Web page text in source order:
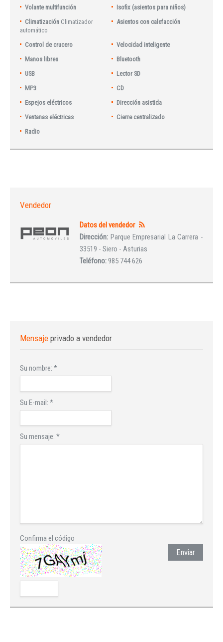
Volante multifunción
Isofix (asientos para niños)
Climatización Climatizador
automático
Asientos con calefacción
Control de crucero
Velocidad inteligente
Manos libres
Bluetooth
USB
Lector SD
MP3
CD
Espejos eléctricos
Dirección asistida
Ventanas eléctricas
Cierre centralizado
Radio
Vendedor
Datos del vendedor
Dirección: Parque Empresarial La Carrera -
33519 - Siero - Asturias
Teléfono:985 744 626
Mensaje privado a vendedor
Su nombre: *
Su E-mail: *
Su mensaje: *
Confirma el código
Enviar